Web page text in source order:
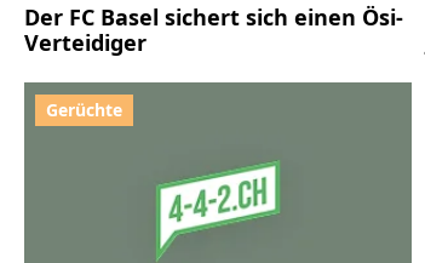
Der FC Basel sichert sich einen Ösi-
Verteidiger